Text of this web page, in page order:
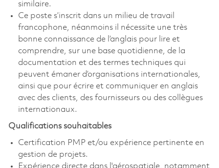
similaire.
Ce poste s’inscrit dans un milieu de travail
francophone, néanmoins il nécessite une très
bonne connaissance de l’anglais pour lire et
comprendre, sur une base quotidienne, de la
documentation et des termes techniques qui
peuvent émaner d’organisations internationales,
ainsi que pour écrire et communiquer en anglais
avec des clients, des fournisseurs ou des collègues
internationaux.
Qualifications souhaitables
Certification PMP et/ou expérience pertinente en
gestion de projets.
Expérience directe dans l'aérospatiale, notamment